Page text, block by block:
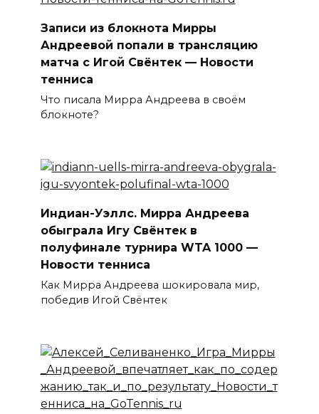
Записи из блокнота Мирры
Андреевой попали в трансляцию
матча с Игой Свёнтек — Новости
тенниса
Что писала Мирра Андреева в своём
блокноте?
Индиан-Уэллс. Мирра Андреева
обыграла Игу Свёнтек в
полуфинале турнира WTA 1000 —
Новости тенниса
Как Мирра Андреева шокировала мир,
победив Игой Свёнтек